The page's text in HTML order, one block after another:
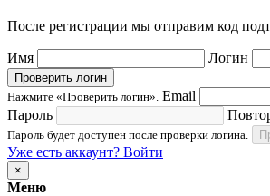
После регистрации мы отправим код
Имя Логин
Проверить логин
Нажмите «Проверить логин». Email
Пароль
Пароль будет доступен после проверки логина.
Уже есть аккаунт? Войти
×
Меню